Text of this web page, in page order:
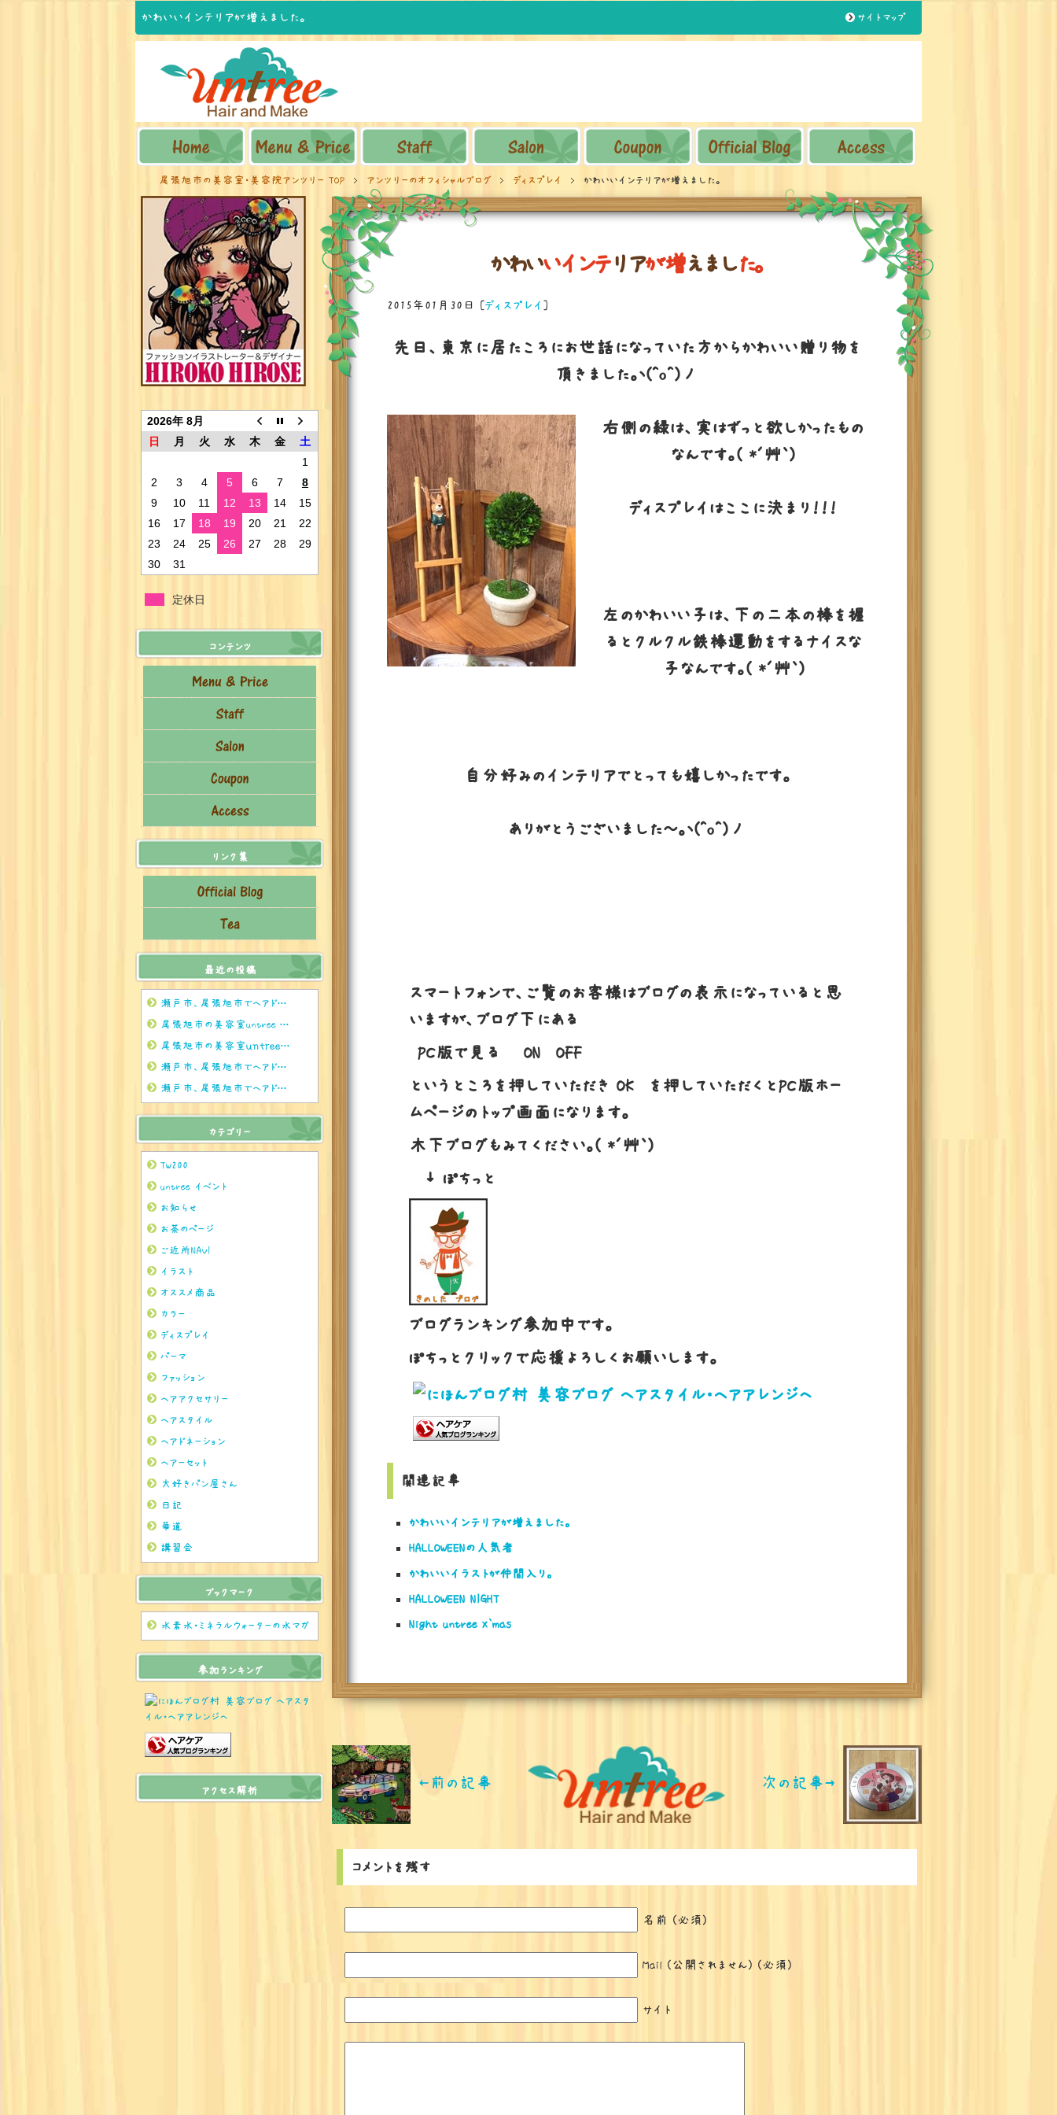
かわいいインテリアが増えました。
尾張旭市の美容室・美容院アンツリー TOP アンツリーのオフィシャルブログ ディスプレイ かわいいインテリアが増えました。
かわいいイ ンテリアが増えま した。
2015年01月30日 [ディスプレイ]
先日、東京に居たころにお世話になっていた方からかわいい贈り物を
頂きました。ヽ(^o^)丿
右側の緑は、実はずっと欲しかったもの
なんです。( *´艸｀)
ディスプレイはここに決まり！！！
左のかわいい子は、下の二本の棒を握
るとクルクル鉄棒運動をするナイスな
子なんです。( *´艸｀)
自分好みのインテリアでとっても嬉しかったです。
ありがとうございました～。ヽ(^o^)丿
スマートフォンで、ご覧のお客様はブログの表示になっていると思
いますが、ブログ下にある
PC版で見る ON OFF
というところを押していただき OK を押していただくとPC版ホー
ムページのトップ画面になります。
木下ブログもみてください。( *´艸｀)
↓ ぽちっと
ブログランキング参加中です。
ぽちっとクリックで応援よろしくお願いします。
関連記事
かわいいインテリアが増えました。
HALLOWEENの人気者
かわいいイラストが仲間入り。
HALLOWEEN NIGHT
Night untree X`mas
←前の記事 次の記事→
コメントを残す
名前 (必須)
Mail (公開されません) (必須)
サイト
2026年 8月
日
月 火 水 木 金
土
1
2
3 4 5 6 7
8
9
10 11 12 13 14
15
16
17 18 19 20 21
22
23
24 25 26 27 28
29
30
31
定休日
コンテンツ
リンク集
最近の投稿
瀬戸市、尾張旭市でヘアドネーションをされるならぜひuntreeまで
尾張旭市の美容室untree 8月のお茶🍵
尾張旭市の美容室ｕｎｔｒｅｅ 8月のお休みのお知らせ
瀬戸市、尾張旭市でヘアドネーションをされるならぜひuntreeまで
瀬戸市、尾張旭市でヘアドネーションをされるならぜひuntreeまで
カテゴリー
TW200
untree イベント
お知らせ
お茶のページ
ご近所NAVI
イラスト
オススメ商品
カラー
ディスプレイ
パーマ
ファッション
ヘアアクセサリー
ヘアスタイル
ヘアドネーション
ヘアーセット
大好きパン屋さん
日記
華道
講習会
ブックマーク
水素水・ミネラルウォーターの水マガ
参加ランキング
アクセス解析
サイトマップ